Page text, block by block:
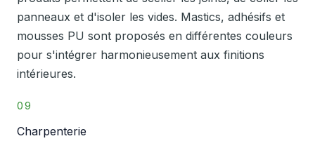
panneaux et d'isoler les vides. Mastics, adhésifs et
mousses PU sont proposés en différentes couleurs
pour s'intégrer harmonieusement aux finitions
intérieures.
09
Charpenterie